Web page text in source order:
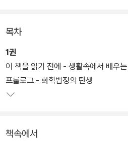
1권에서는 기체, 용해도, 증발, 액화와
칙이나 원리 등을 생활 속 구체적 사건
속에서 궁금했을 과학적 현상에 살을
성하고, 유쾌하게 해결한다.
명하기에 앞서 원소와 원자, 열, 상태변
목차
1권
이 책을 읽기 전에 - 생활속에서 배우
프롤로그 - 화학법정의 탄생
책속에서